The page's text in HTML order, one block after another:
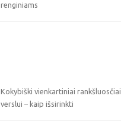
renginiams
Kokybiški vienkartiniai rankšluosčiai
verslui – kaip išsirinkti